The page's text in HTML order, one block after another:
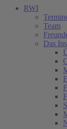
RWI
Team
Das